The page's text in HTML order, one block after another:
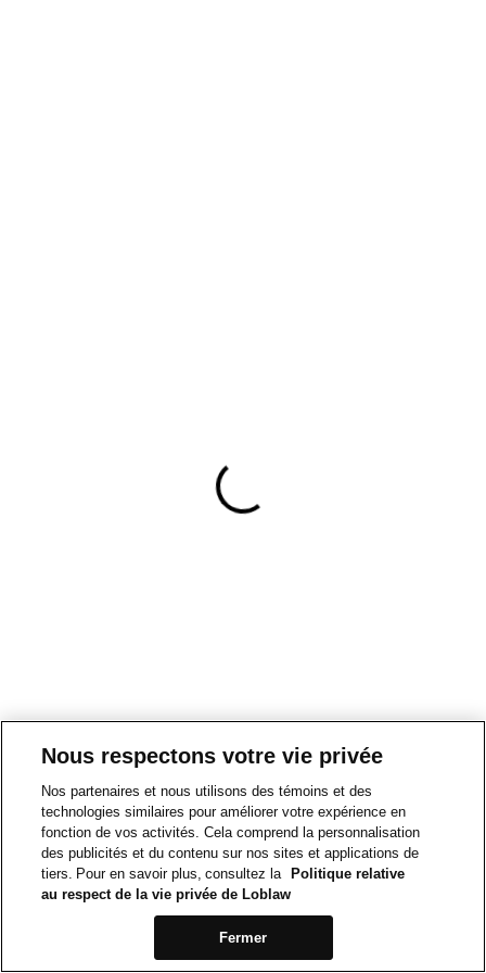
Nous respectons votre vie privée
Nos partenaires et nous utilisons des témoins et des
technologies similaires pour améliorer votre expérience en
fonction de vos activités. Cela comprend la personnalisation
des publicités et du contenu sur nos sites et applications de
tiers. Pour en savoir plus, consultez la
Politique relative
au respect de la vie privée de Loblaw
Fermer